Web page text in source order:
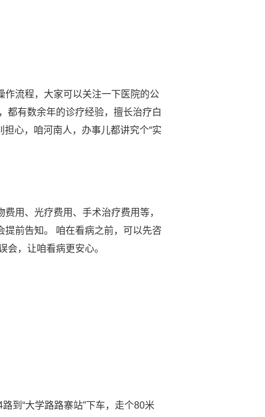
作流程，大家可以关注一下医院的公
都有数余年的诊疗经验，擅长治疗白
心，咱河南人，办事儿都讲究个“实
用、光疗费用、手术治疗费用等，
前告知。 咱在看病之前，可以先咨
，让咱看病更安心。
到“大学路路寨站”下车，走个80米